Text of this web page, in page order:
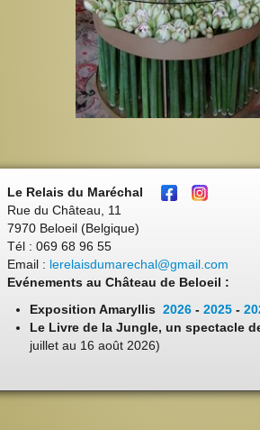
Le Relais du Maréchal
Rue du Château, 11
7970 Beloeil (Belgique)
Tél : 069 68 96 55
Email : lerelaisdumarechal@gmail.com
Evénements au Château de Beloeil :
Exposition Amaryllis 2026 - 2025 -
Le Livre de la Jungle, un spectacle
juillet au 16 août 2026)